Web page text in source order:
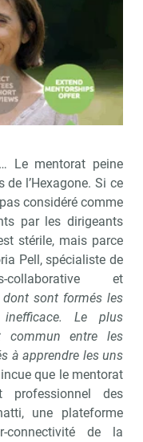
Le mentorat peine
l’Hexagone. Si ce
considéré comme
par les dirigeants
stérile, mais parce
Pell, spécialiste de
collaborative et
dont sont formés les
inefficace. Le plus
commun entre les
à apprendre les uns
que le mentorat
professionnel des
une plateforme
connectivité de la